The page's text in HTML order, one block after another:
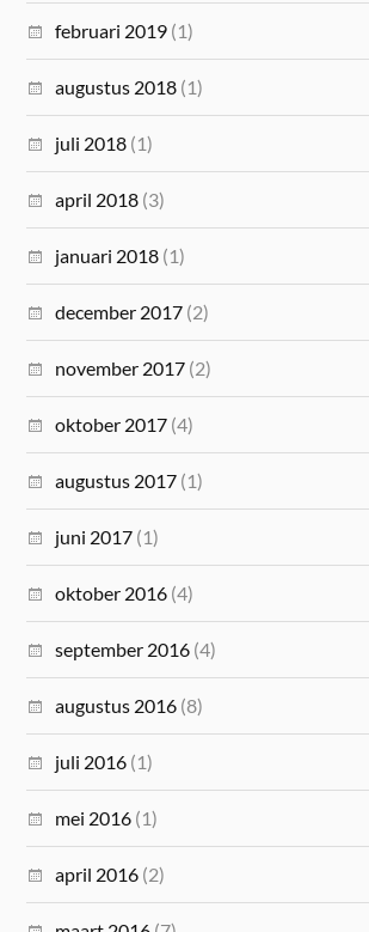
februari 2019 (1)
augustus 2018 (1)
juli 2018 (1)
april 2018 (3)
januari 2018 (1)
december 2017 (2)
november 2017 (2)
oktober 2017 (4)
augustus 2017 (1)
juni 2017 (1)
oktober 2016 (4)
september 2016 (4)
augustus 2016 (8)
juli 2016 (1)
mei 2016 (1)
april 2016 (2)